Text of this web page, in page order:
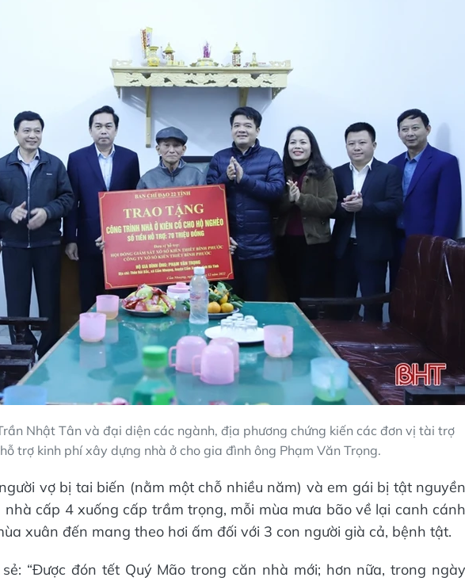
Nhật Tân và đại diện các ngành, địa phương chứng kiến các đơn vị tài trợ
trợ kinh phí xây dựng nhà ở cho gia đình ông Phạm Văn Trọng.
vợ bị tai biến (nằm một chỗ nhiều năm) và em gái bị tật nguyền
cấp 4 xuống cấp trầm trọng, mỗi mùa mưa bão về lại canh cánh
xuân đến mang theo hơi ấm đối với 3 con người già cả, bệnh tật.
“Được đón tết Quý Mão trong căn nhà mới; hơn nữa, trong ngày